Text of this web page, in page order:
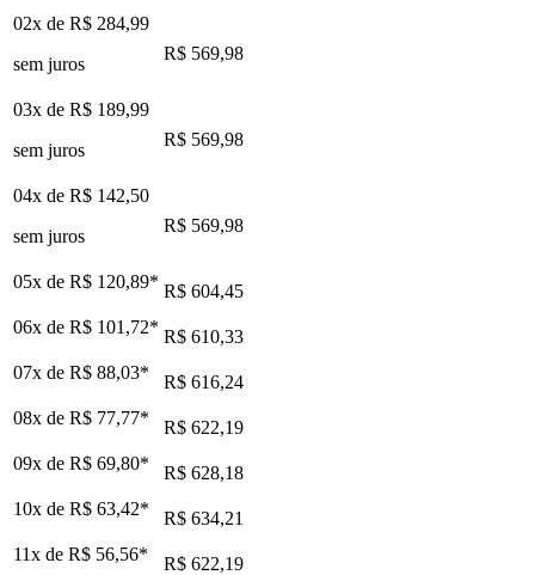
02x de R$ 284,99
sem juros
R$ 569,98
03x de R$ 189,99
sem juros
R$ 569,98
04x de R$ 142,50
sem juros
R$ 569,98
05x de R$ 120,89* R$ 604,45
06x de R$ 101,72* R$ 610,33
07x de R$ 88,03*
R$ 616,24
08x de R$ 77,77*
R$ 622,19
09x de R$ 69,80*
R$ 628,18
10x de R$ 63,42*
R$ 634,21
11x de R$ 56,56*
R$ 622,19